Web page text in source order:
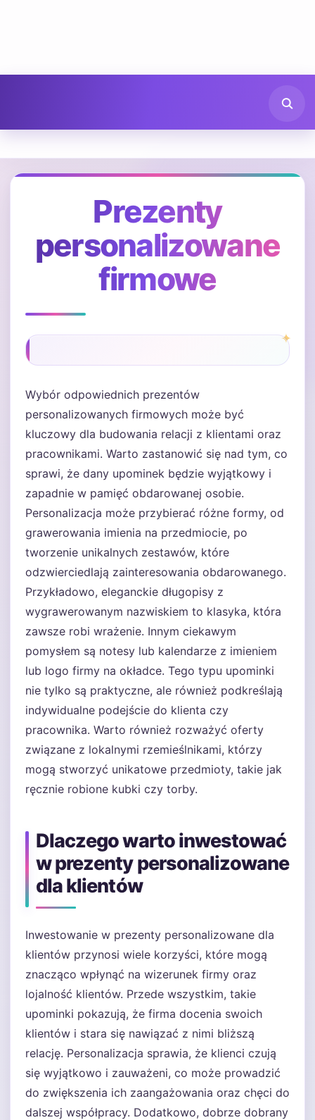
Prezenty
personalizowane
firmowe
Wybór odpowiednich prezentów
personalizowanych firmowych może być
kluczowy dla budowania relacji z klientami oraz
pracownikami. Warto zastanowić się nad tym, co
sprawi, że dany upominek będzie wyjątkowy i
zapadnie w pamięć obdarowanej osobie.
Personalizacja może przybierać różne formy, od
grawerowania imienia na przedmiocie, po
tworzenie unikalnych zestawów, które
odzwierciedlają zainteresowania obdarowanego.
Przykładowo, eleganckie długopisy z
wygrawerowanym nazwiskiem to klasyka, która
zawsze robi wrażenie. Innym ciekawym
pomysłem są notesy lub kalendarze z imieniem
lub logo firmy na okładce. Tego typu upominki
nie tylko są praktyczne, ale również podkreślają
indywidualne podejście do klienta czy
pracownika. Warto również rozważyć oferty
związane z lokalnymi rzemieślnikami, którzy
mogą stworzyć unikatowe przedmioty, takie jak
ręcznie robione kubki czy torby.
Dlaczego warto inwestować
w prezenty personalizowane
dla klientów
Inwestowanie w prezenty personalizowane dla
klientów przynosi wiele korzyści, które mogą
znacząco wpłynąć na wizerunek firmy oraz
lojalność klientów. Przede wszystkim, takie
upominki pokazują, że firma docenia swoich
klientów i stara się nawiązać z nimi bliższą
relację. Personalizacja sprawia, że klienci czują
się wyjątkowo i zauważeni, co może prowadzić
do zwiększenia ich zaangażowania oraz chęci do
dalszej współpracy. Dodatkowo, dobrze dobrany